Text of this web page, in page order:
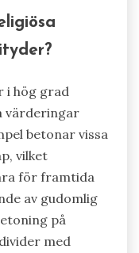
i hög grad
värderingar
betonar vissa
vilket
för framtida
av gudomlig
på
med